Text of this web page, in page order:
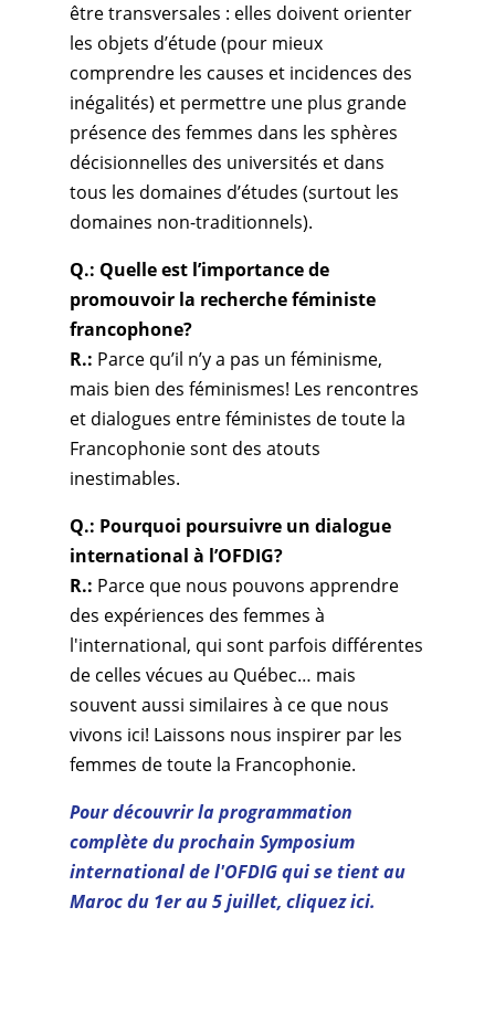
être transversales : elles doivent orienter
les objets d’étude (pour mieux
comprendre les causes et incidences des
inégalités) et permettre une plus grande
présence des femmes dans les sphères
décisionnelles des universités et dans
tous les domaines d’études (surtout les
domaines non-traditionnels).
Q.: Quelle est l’importance de
promouvoir la recherche féministe
francophone?
R.: Parce qu’il n’y a pas un féminisme,
mais bien des féminismes! Les rencontres
et dialogues entre féministes de toute la
Francophonie sont des atouts
inestimables.
Q.: Pourquoi poursuivre un dialogue
international à l’OFDIG?
R.: Parce que nous pouvons apprendre
des expériences des femmes à
l'international, qui sont parfois différentes
de celles vécues au Québec… mais
souvent aussi similaires à ce que nous
vivons ici! Laissons nous inspirer par les
femmes de toute la Francophonie.
Pour découvrir la programmation
complète du prochain Symposium
international de l'OFDIG qui se tient au
Maroc du 1er au 5 juillet, cliquez ici.